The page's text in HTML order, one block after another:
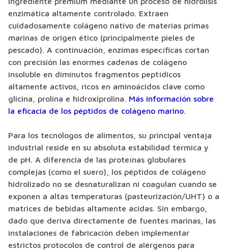
enzimática altamente controlado. Extraen
cuidadosamente colágeno nativo de materias primas
marinas de origen ético (principalmente pieles de
pescado). A continuación, enzimas específicas cortan
con precisión las enormes cadenas de colágeno
insoluble en diminutos fragmentos peptídicos
altamente activos, ricos en aminoácidos clave como
glicina, prolina e hidroxiprolina. Más información sobre
la eficacia de los péptidos de colágeno marino.
Para los tecnólogos de alimentos, su principal ventaja
industrial reside en su absoluta estabilidad térmica y
de pH. A diferencia de las proteínas globulares
complejas (como el suero), los péptidos de colágeno
hidrolizado no se desnaturalizan ni coagulan cuando se
exponen a altas temperaturas (pasteurización/UHT) o a
matrices de bebidas altamente ácidas. Sin embargo,
dado que deriva directamente de fuentes marinas, las
instalaciones de fabricación deben implementar
estrictos protocolos de control de alérgenos para